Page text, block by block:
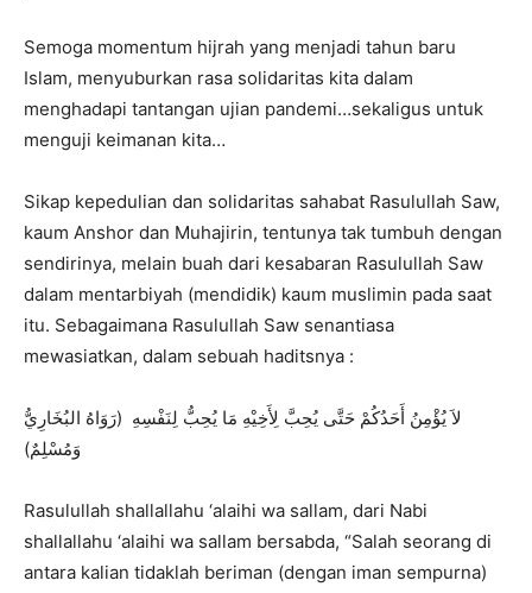
Semoga momentum hijrah yang menjadi tahun baru
Islam, menyuburkan rasa solidaritas kita dalam
menghadapi tantangan ujian pandemi…sekaligus untuk
menguji keimanan kita…
Sikap kepedulian dan solidaritas sahabat Rasulullah Saw,
kaum Anshor dan Muhajirin, tentunya tak tumbuh dengan
sendirinya, melain buah dari kesabaran Rasulullah Saw
dalam mentarbiyah (mendidik) kaum muslimin pada saat
itu. Sebagaimana Rasulullah Saw senantiasa
mewasiatkan, dalam sebuah haditsnya :
لاَ يُؤْمِنُ أَحَدُكُمْ حَتَّى يُحِبَّ لِأَخِيْهِ مَا يُحِبُّ لِنَفْسِهِ (رَوَاهُ البُخَارِيُّ
وَمُسْلِمٌ)
Rasulullah shallallahu ‘alaihi wa sallam, dari Nabi
shallallahu ‘alaihi wa sallam bersabda, “Salah seorang di
antara kalian tidaklah beriman (dengan iman sempurna)